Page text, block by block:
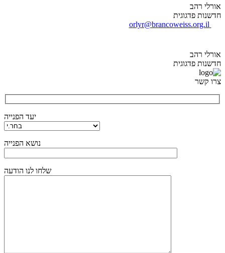
אורלי רהב
חדשנות פדגוגית
orlyr@brancoweiss.org.il
אורלי רהב
חדשנות פדגוגית
צרו קשר
יעד הפנייה
נושא הפנייה
שלחו לנו הודעה